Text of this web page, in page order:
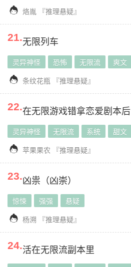
 烙胤 『推理悬疑』
21.无限列车
灵异神怪 恐怖 无限流 爽文
 条纹花瓶 『推理悬疑』
22.在无限游戏错拿恋爱剧本后
灵异神怪 无限流 系统 甜文
 苹果果农 『推理悬疑』
23.凶祟（凶崇）
惊悚 强强 悬疑
 杨溯 『推理悬疑』
24.活在无限流副本里